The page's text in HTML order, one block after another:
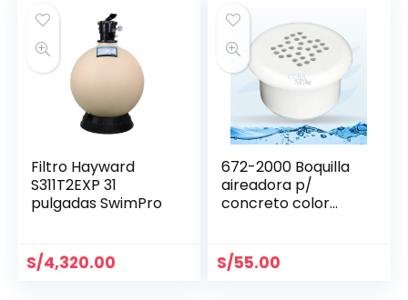
Filtro Hayward
S311T2EXP 31
pulgadas SwimPro
S/4,320.00
672-2000 Boquilla
aireadora p/
concreto color
S/55.00